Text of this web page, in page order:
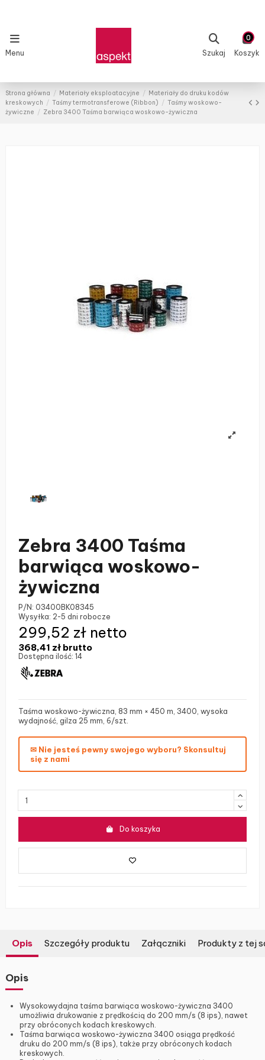
Menu Szukaj
0
Koszyk
Strona główna Materiały eksploatacyjne
Materiały do druku kodów
kreskowych
Taśmy termotransferowe (Ribbon)
Taśmy woskowo-
żywiczne
Zebra 3400 Taśma barwiąca woskowo-żywiczna
Zebra 3400 Taśma
barwiąca woskowo-
żywiczna
P/N: 03400BK08345
Wysyłka: 2-5 dni robocze
368,41 zł brutto
299,52 zł netto
Dostępna ilość: 14
Taśma woskowo-żywiczna, 83 mm × 450 m, 3400, wysoka
wydajność, gilza 25 mm, 6/szt.
✉ Nie jesteś pewny swojego wyboru? Skonsultuj
się z nami
Do koszyka
Opis Szczegóły produktu Załączniki Produkty z tej
Opis
Wysokowydajna taśma barwiąca woskowo-żywiczna 3400
umożliwia drukowanie z prędkością do 200 mm/s (8 ips), nawet
przy obróconych kodach kreskowych.
Taśma barwiąca woskowo-żywiczna 3400 osiąga prędkość
druku do 200 mm/s (8 ips), także przy obróconych kodach
kreskowych.